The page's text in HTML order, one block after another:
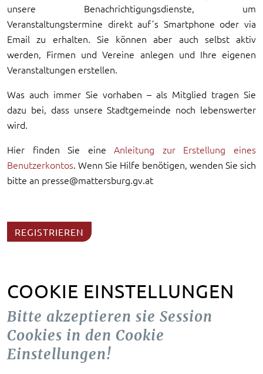
unsere Benachrichtigungsdienste, um
Veranstaltungstermine direkt auf´s Smartphone oder via
Email zu erhalten. Sie können aber auch selbst aktiv
werden, Firmen und Vereine anlegen und Ihre eigenen
Veranstaltungen erstellen.
Was auch immer Sie vorhaben – als Mitglied tragen Sie
dazu bei, dass unsere Stadtgemeinde noch lebenswerter
wird.
Hier finden Sie eineAnleitung zur Erstellung eines
Benutzerkontos. Wenn Sie Hilfe benötigen, wenden Sie sich
bitte an presse@mattersburg.gv.at
REGISTRIEREN
COOKIE EINSTELLUNGEN
Bitte akzeptieren sie Session
Cookies in den Cookie
Einstellungen!